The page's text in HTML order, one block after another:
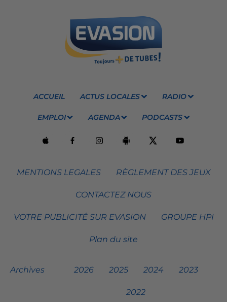
ACCUEIL ACTUS LOCALES RADIO
EMPLOI AGENDA PODCASTS
MENTIONS LEGALES RÈGLEMENT DES JEUX
CONTACTEZ NOUS
VOTRE PUBLICITÉ SUR EVASION GROUPE HPI
Plan du site
Archives 2026 2025 2024 2023
2022